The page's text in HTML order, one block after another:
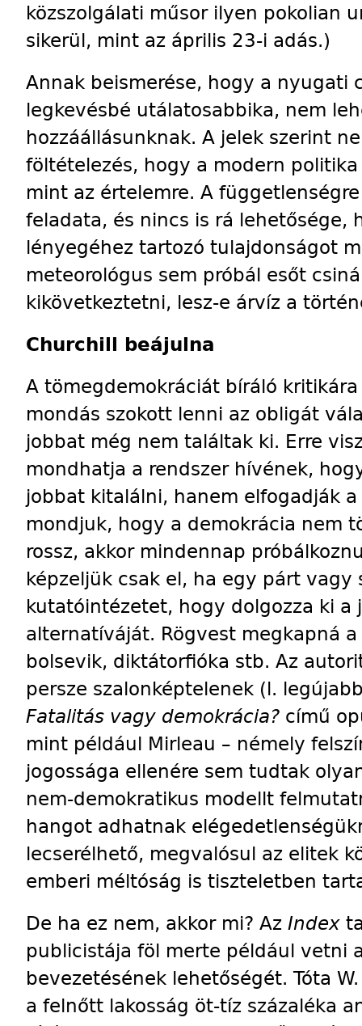
közszolgálati műsor ilyen pokolian
sikerül, mint az április 23-i adás.)
Annak beismerése, hogy a nyugati
legkevésbé utálatosabbika, nem
hozzáállásunknak. A jelek szerint
föltételezés, hogy a modern
mint az értelemre. A
feladata, és nincs is rá lehetősége,
lényegéhez tartozó tulajdonságot
meteorológus sem próbál esőt
kikövetkeztetni, lesz-e árvíz a
Churchill beájulna
A tömegdemokráciát bíráló
mondás szokott lenni az obligát
jobbat még nem találtak ki. Erre
mondhatja a rendszer hívének,
jobbat kitalálni, hanem elfogadják
mondjuk, hogy a demokrácia nem
rossz, akkor mindennap
képzeljük csak el, ha egy párt vagy
kutatóintézetet, hogy dolgozza ki a
alternatíváját. Rögvest megkapná
bolsevik, diktátorfióka stb. Az
persze szalonképtelenek (l.
Fatalitás vagy demokrácia? című
mint például Mirleau – némely
jogossága ellenére sem tudtak
nem-demokratikus modellt
hangot adhatnak
lecserélhető, megvalósul az elitek
emberi méltóság is tiszteletben
De ha ez nem, akkor mi? Az Index
publicistája föl merte például vetni
bevezetésének lehetőségét. Tóta
a felnőtt lakosság öt-tíz százaléka